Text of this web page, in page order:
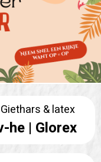
Giethars & latex
he | Glorex